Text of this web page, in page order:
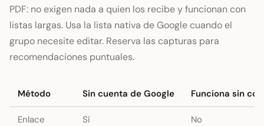
PDF: no exigen nada a quien los recibe y funcionan con
listas largas. Usa la lista nativa de Google cuando el
grupo necesite editar. Reserva las capturas para
recomendaciones puntuales.
Método Sin cuenta de Google Funciona sin
Enlace
Sí No